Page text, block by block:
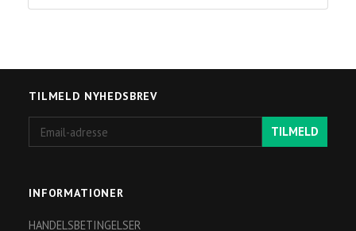
TILMELD NYHEDSBREV
adresse
TILMELD
INFORMATIONER
HANDELSBETINGELSER